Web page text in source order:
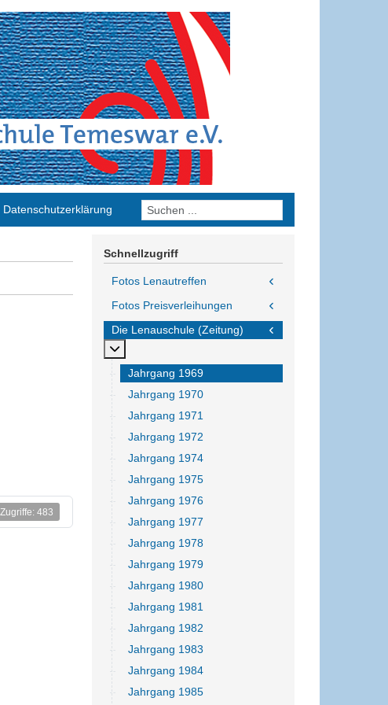
Datenschutzerklärung
Zugriffe: 483
Schnellzugriff
Fotos Lenautreffen
Fotos Preisverleihungen
Die Lenauschule (Zeitung)
MOD_MENU_TOGGLE_SUBMENU_LABEL
Jahrgang 1969
Jahrgang 1970
Jahrgang 1971
Jahrgang 1972
Jahrgang 1974
Jahrgang 1975
Jahrgang 1976
Jahrgang 1977
Jahrgang 1978
Jahrgang 1979
Jahrgang 1980
Jahrgang 1981
Jahrgang 1982
Jahrgang 1983
Jahrgang 1984
Jahrgang 1985